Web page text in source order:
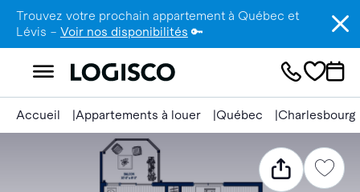
Trouvez votre prochain appartement à Québec et
Lévis – Voir nos disponibilités 🔑
Accueil Appartements à louer Québec Charlesbourg